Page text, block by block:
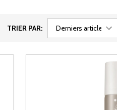
TRIER PAR: